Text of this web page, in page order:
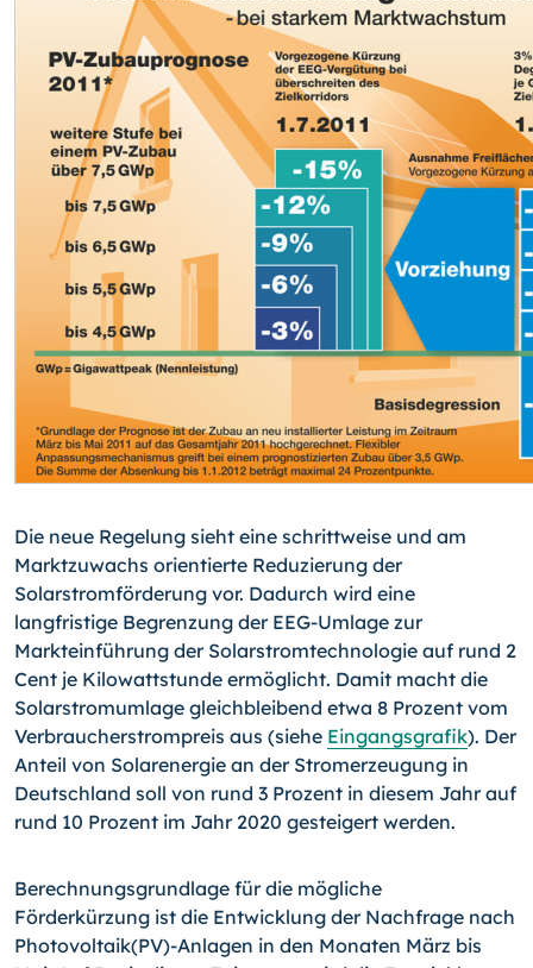
Die neue Regelung sieht eine schrittweise und am
Marktzuwachs orientierte Reduzierung der
Solarstromförderung vor. Dadurch wird eine
langfristige Begrenzung der EEG-Umlage zur
Markteinführung der Solarstromtechnologie auf rund 2
Cent je Kilowattstunde ermöglicht. Damit macht die
Solarstromumlage gleichbleibend etwa 8 Prozent vom
Verbraucherstrompreis aus (siehe Eingangsgrafik). Der
Anteil von Solarenergie an der Stromerzeugung in
Deutschland soll von rund 3 Prozent in diesem Jahr auf
rund 10 Prozent im Jahr 2020 gesteigert werden.
Berechnungsgrundlage für die mögliche
Förderkürzung ist die Entwicklung der Nachfrage nach
Photovoltaik(PV)-Anlagen in den Monaten März bis